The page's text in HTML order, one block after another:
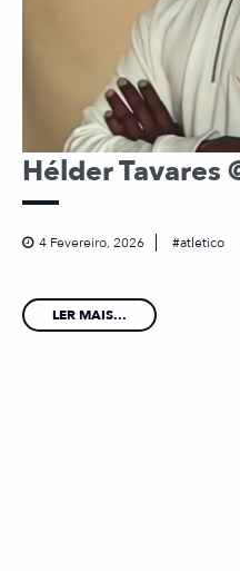
Hélder Tavares
4 Fevereiro, 2026 atletico
LER MAIS...